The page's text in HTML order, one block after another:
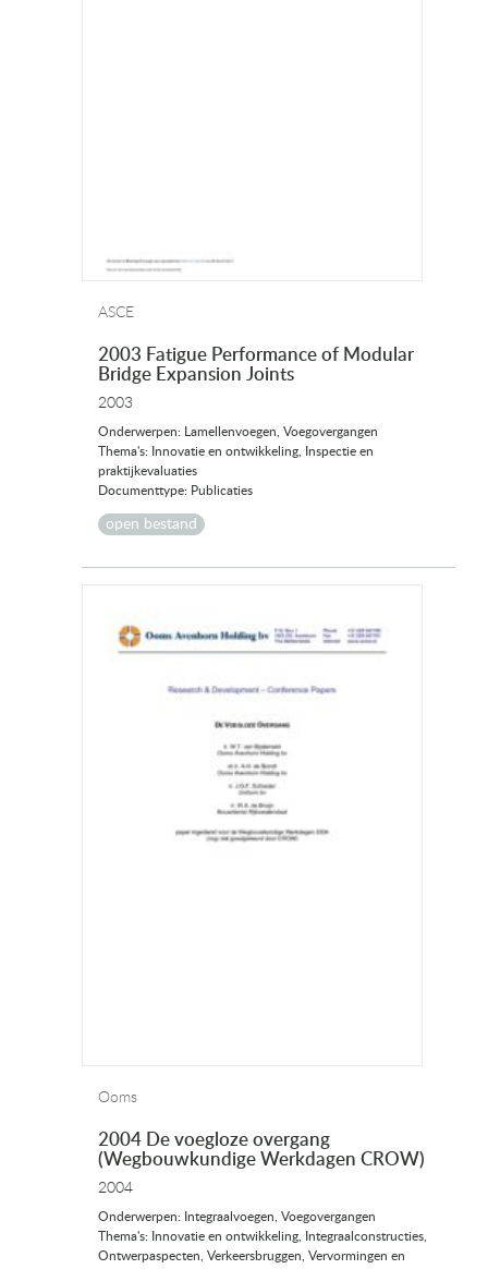
ASCE
2003 Fatigue Performance of Modular
Bridge Expansion Joints
2003
Onderwerpen: Lamellenvoegen, Voegovergangen
Thema's: Innovatie en ontwikkeling, Inspectie en
praktijkevaluaties
Documenttype: Publicaties
open bestand
Ooms
2004 De voegloze overgang
(Wegbouwkundige Werkdagen CROW)
2004
Onderwerpen: Integraalvoegen, Voegovergangen
Thema's: Innovatie en ontwikkeling, Integraalconstructies,
Ontwerpaspecten, Verkeersbruggen, Vervormingen en